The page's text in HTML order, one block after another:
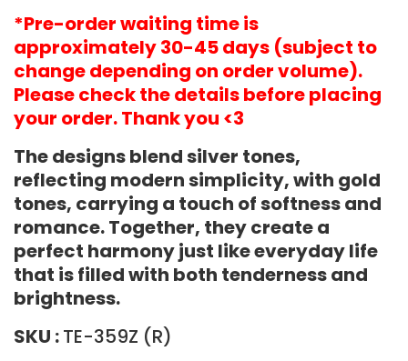
*Pre-order waiting time is
approximately 30-45 days (subject to
change depending on order volume).
Please check the details before placing
your order. Thank you <3
The designs blend silver tones,
reflecting modern simplicity, with gold
tones, carrying a touch of softness and
romance. Together, they create a
perfect harmony just like everyday life
that is filled with both tenderness and
brightness.
SKU :TE-359Z (R)